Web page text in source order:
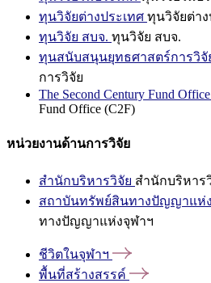
ทุนวิจัยต่างประเทศ ทุนวิจัยต่าง
ทุนวิจัย สบจ. ทุนวิจัย สบจ.
ทุนสนับสนุนยุทธศาสตร์การวิจั
การวิจัย
The Second Century Fund
Fund Office (C2F)
หน่วยงานด้านการวิจัย
สำนักบริหารวิจัย สำนักบริหาร
สถาบันทรัพย์สินทางปัญญาแห่
ทางปัญญาแห่งจุฬาฯ
ชีวิตในจุฬาฯ
พื้นที่สร้างสรรค์